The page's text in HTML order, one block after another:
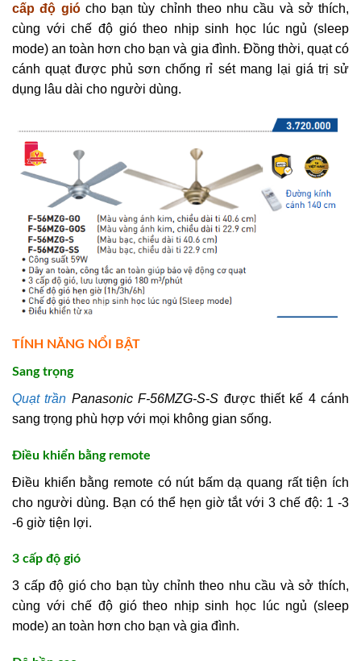
cấp độ giócho bạn tùy chỉnh theo nhu cầu và sở thích,
cùng với chế độ gió theo nhịp sinh học lúc ngủ (sleep
mode) an toàn hơn cho bạn và gia đình. Đồng thời, quạt có
cánh quạt được phủ sơn chống rỉ sét mang lại giá trị sử
dụng lâu dài cho người dùng.
TÍNH NĂNG NỔI BẬT
Sang trọng
Quạt trần Panasonic F-56MZG-S-S được thiết kế 4 cánh
sang trọng phù hợp với mọi không gian sống.
Điều khiển bằng remote
Điều khiển bằng remote có nút bấm dạ quang rất tiện ích
cho người dùng. Bạn có thể hẹn giờ tắt với 3 chế độ: 1 -3
-6 giờ tiện lợi.
3 cấp độ gió
3 cấp độ gió cho bạn tùy chỉnh theo nhu cầu và sở thích,
cùng với chế độ gió theo nhịp sinh học lúc ngủ (sleep
mode) an toàn hơn cho bạn và gia đình.